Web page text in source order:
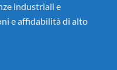
industriali e
e affidabilità di alto